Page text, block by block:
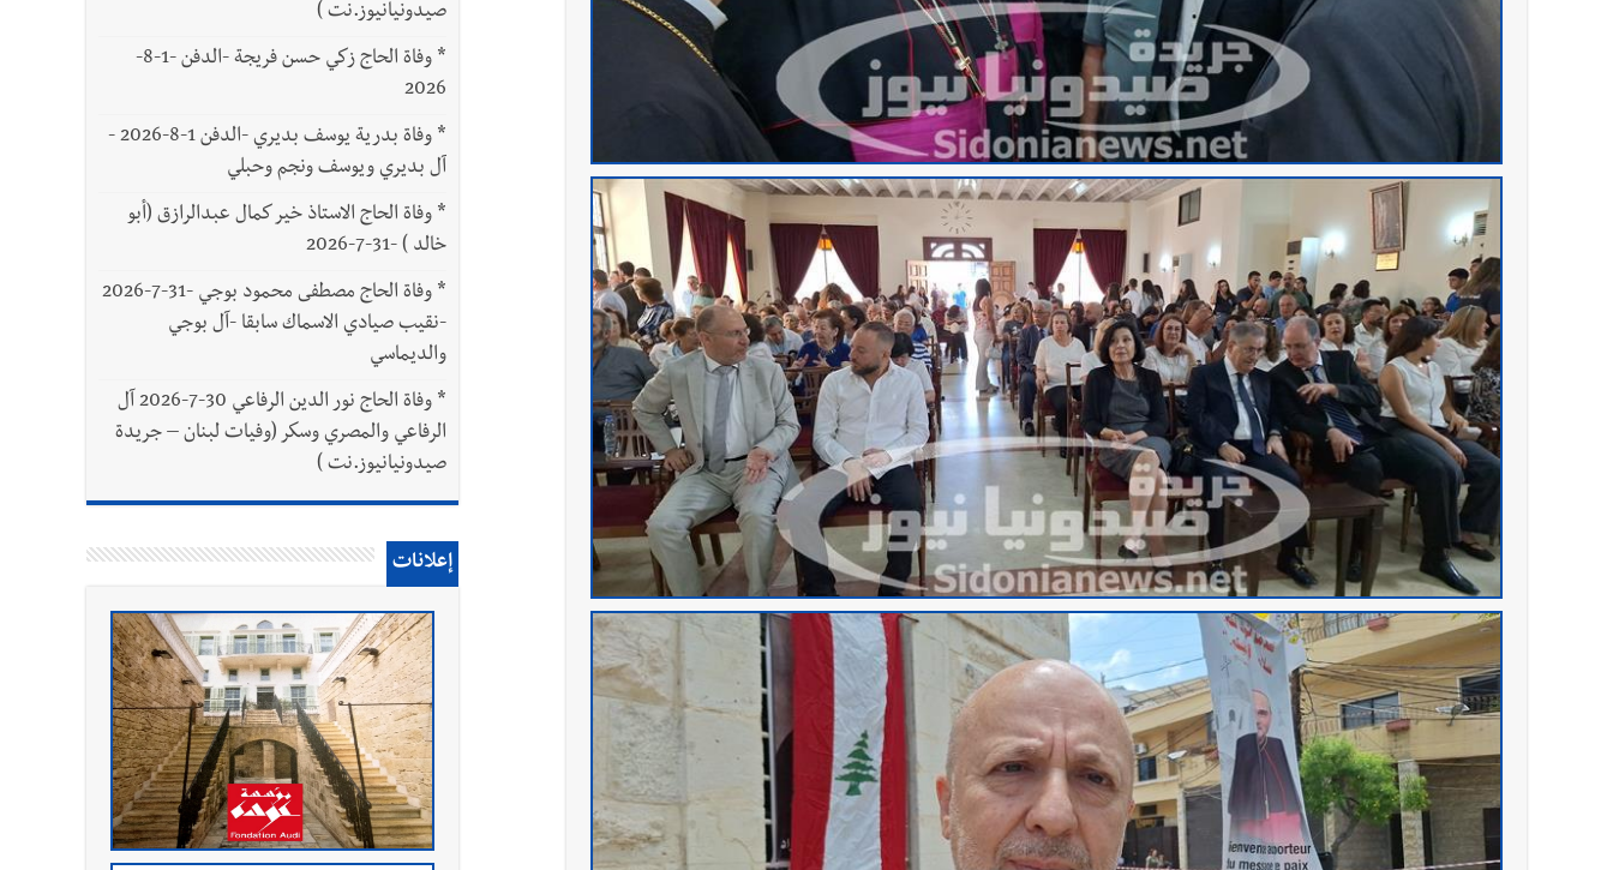
صيدونيانيوز.نت )
*
وفاة الحاج زكي حسن فريجة -الدفن -1-8-
2026
*
وفاة بدرية يوسف بديري -الدفن 1-8-2026 -
آل بديري ويوسف ونجم وحبلي
* وفاة الحاج الاستاذ خير كمال عبدالرازق (أبو
خالد ) -31-7-2026
*
وفاة الحاج مصطفى محمود بوجي -31-7-2026
-نقيب صيادي الاسماك سابقا -آل بوجي
والديماسي
*
وفاة الحاج نور الدين الرفاعي 30-7-2026 آل
الرفاعي والمصري وسكر (وفيات لبنان – جريدة
صيدونيانيوز.نت )
إعلانات